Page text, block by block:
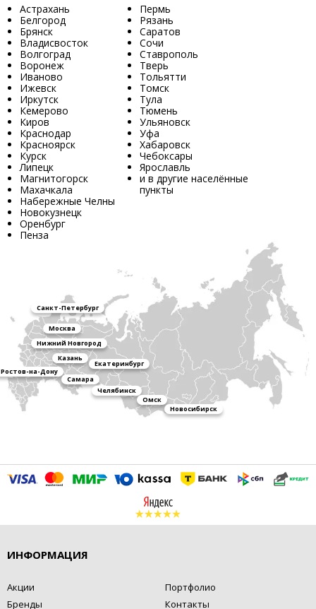
Астрахань
Белгород
Брянск
Владисвосток
Волгоград
Воронеж
Иваново
Ижевск
Иркутск
Кемерово
Киров
Краснодар
Красноярск
Курск
Липецк
Магнитогорск
Махачкала
Набережные Челны
Новокузнецк
Оренбург
Пенза
Пермь
Рязань
Саратов
Сочи
Ставрополь
Тверь
Тольятти
Томск
Тула
Тюмень
Ульяновск
Уфа
Хабаровск
Чебоксары
Ярославль
и в другие населённые
пункты
Санкт-Петербург
Москва
Нижний Новгород
Казань
Екатеринбург
Ростов-на-Дону
Самара
Челябинск
Омск
Новосибирск
ИНФОРМАЦИЯ
Акции
Бренды
Портфолио
Контакты